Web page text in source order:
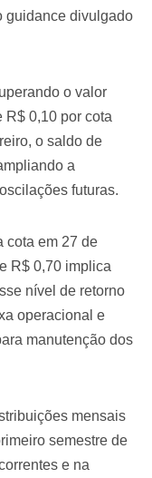
guidance divulgado
o valor
R$ 0,10 por cota
o saldo de
a
futuras.
cota em 27 de
R$ 0,70 implica
nível de retorno
operacional e
manutenção dos
mensais
semestre de
e na